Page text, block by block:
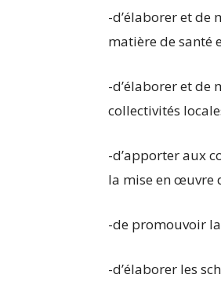
-d’élaborer et de
matière de santé
-d’élaborer et de
collectivités
-d’apporter aux
la mise en œuvre
-de promouvoir
-d’élaborer les